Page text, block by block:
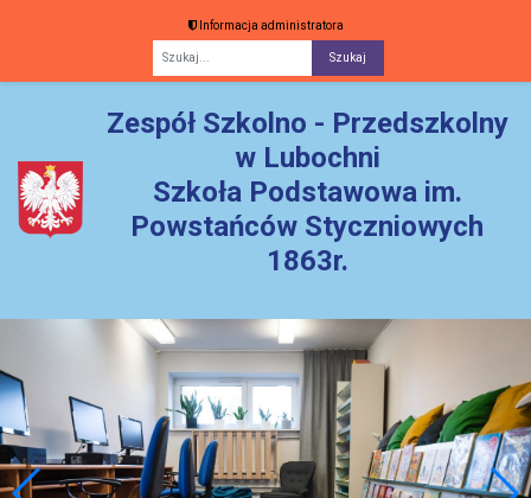
Informacja administratora
Zespół Szkolno - Przedszkolny
w Lubochni
Szkoła Podstawowa im.
Powstańców Styczniowych
1863r.